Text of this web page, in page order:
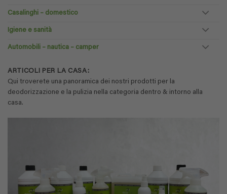
Casalinghi – domestico
Igiene e sanità
Automobili – nautica – camper
ARTICOLI PER LA CASA:
Qui troverete una panoramica dei nostri prodotti per la
deodorizzazione e la pulizia nella categoria dentro & intorno alla
casa.